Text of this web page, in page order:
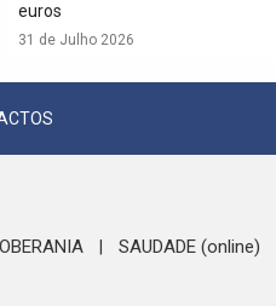
euros
31 de Julho 2026
SAUDADE (online)